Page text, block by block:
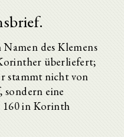
des Klemens
überliefert;
stammt nicht von
sondern eine
160 in Korinth